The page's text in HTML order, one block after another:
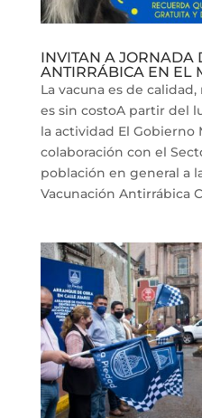
INVITAN A JORNADA
ANTIRRÁBICA EN EL
La vacuna es de
es sin costoA partir del
la actividad El Gobierno
colaboración con el
población en general a
Vacunación Antirrábica